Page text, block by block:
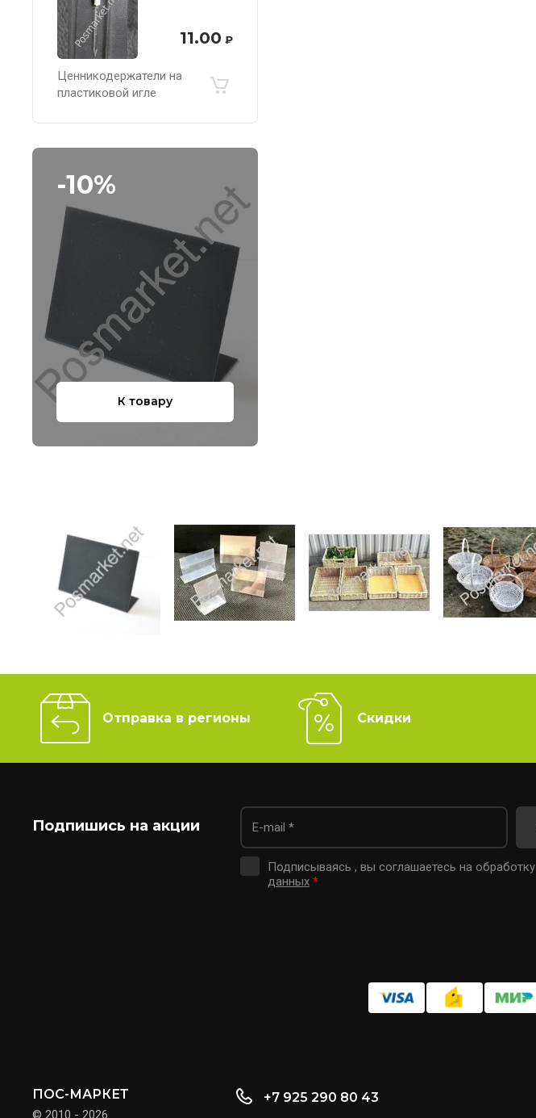
11.00 ₽
Ценникодержатели на
пластиковой игле
-10%
К товару
Отправка в регионы Скидки
Подпишись на акции
Подписываясь , вы соглашаетесь на обработку
данных *
ПОС-МАРКЕТ
© 2010 - 2026
+7 925 290 80 43